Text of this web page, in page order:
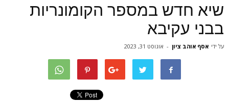
שיא חדש במספר הקומונריות
בבני עקיבא
על ידי אסף אוהב ציון - אוגוסט 31, 2023